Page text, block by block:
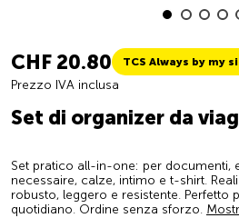
CHF 20.80 TCS Always by my
Prezzo IVA inclusa
Set di organizer da
Set pratico all-in-one: per documenti,
necessaire, calze, intimo e t-shirt.
robusto, leggero e resistente. Perfetto
quotidiano. Ordine senza sforzo.